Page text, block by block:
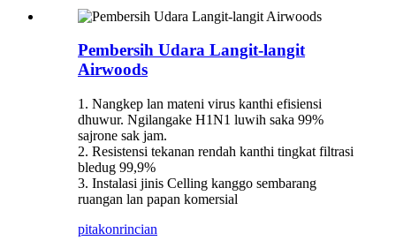
Pembersih Udara Langit-langit
Airwoods
1. Nangkep lan mateni virus kanthi efisiensi
dhuwur. Ngilangake H1N1 luwih saka 99%
sajrone sak jam.
2. Resistensi tekanan rendah kanthi tingkat filtrasi
bledug 99,9%
3. Instalasi jinis Celling kanggo sembarang
ruangan lan papan komersial
pitakonrincian